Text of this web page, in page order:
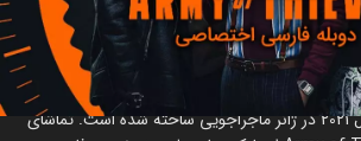
جنایی ترسناک
فیلم ارتش دزدان در سال 2021 در ژانر ماجراجویی ساخته شده است. تماشای